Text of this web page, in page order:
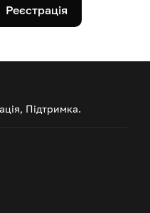
Реєстрація
Підтримка.